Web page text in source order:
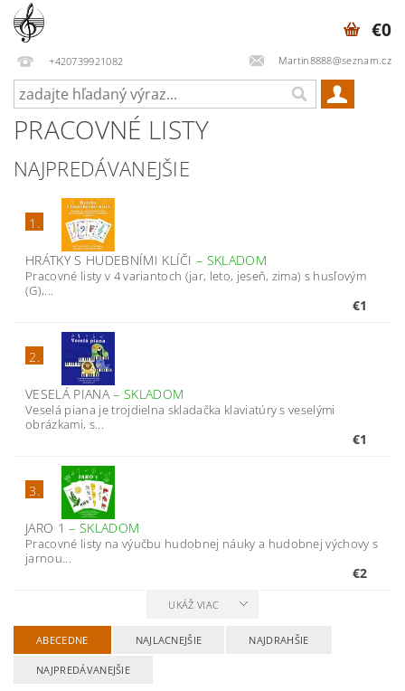
+420739921082 Martin8888@seznam.cz
€0
PRACOVNÉ LISTY
NAJPREDÁVANEJŠIE
1.
HRÁTKY S HUDEBNÍMI KLÍČI– SKLADOM
Pracovné listy v 4 variantoch (jar, leto, jeseň, zima) s husľovým
(G),...
€1
2.
VESELÁ PIANA– SKLADOM
Veselá piana je trojdielna skladačka klaviatúry s veselými
obrázkami, s...
€1
3.
JARO 1–SKLADOM
Pracovné listy na výučbu hudobnej náuky a hudobnej výchovy s
jarnou...
€2
UKÁŽ VIAC
ABECEDNE NAJLACNEJŠIE NAJDRAHŠIE
NAJPREDÁVANEJŠIE